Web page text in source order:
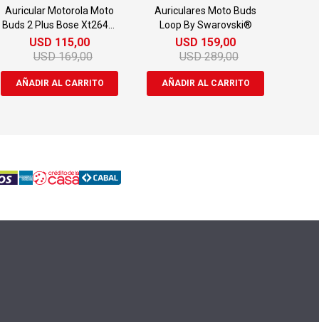
Auricular Motorola Moto
Buds 2 Plus Bose Xt2641-
1
USD 115,00
USD 169,00
Auriculares Moto Buds
Loop By Swarovski®
USD 159,00
USD 289,00